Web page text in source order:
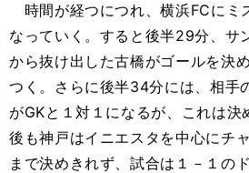
時間が経つにつれ、横浜FCにミ
なっていく。すると後半29分、サ
から抜け出した古橋がゴールを決
つく。さらに後半34分には、相手
がGKと１対１になるが、これは決
後も神戸はイニエスタを中心にチ
まで決めきれず、試合は１－１の